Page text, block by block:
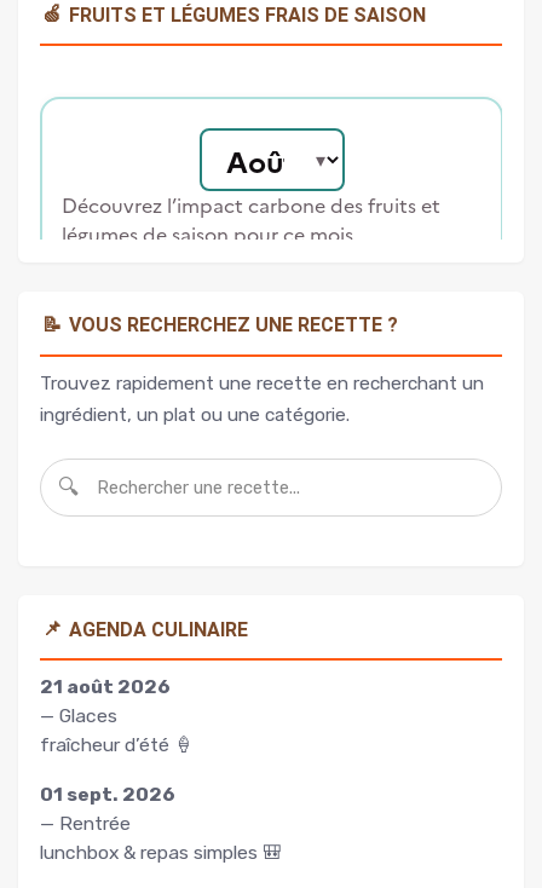
🍏 FRUITS ET LÉGUMES FRAIS DE SAISON
📝 VOUS RECHERCHEZ UNE RECETTE ?
Trouvez rapidement une recette en recherchant un
ingrédient, un plat ou une catégorie.
🔍
📌 AGENDA CULINAIRE
21 août 2026
— Glaces
fraîcheur d’été 🍦
01 sept. 2026
— Rentrée
lunchbox & repas simples 🎒